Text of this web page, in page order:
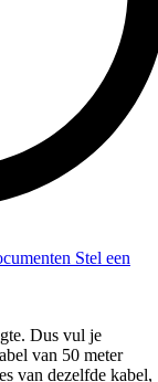
Stel een
Dus vul je
van 50 meter
van dezelfde kabel,